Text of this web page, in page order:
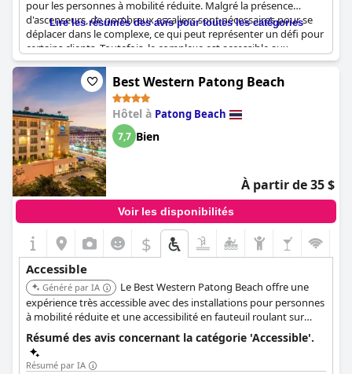
pour les personnes à mobilité réduite. Malgré la présence
d'ascenseurs, de nombreux escaliers sont nécessaires pour se
déplacer dans le complexe, ce qui peut représenter un défi pour
certains clients. Toutefois, le complexe est accessible aux
personnes handicapées et certaines chambres sont équipées
d'ascenseurs pour faciliter l'accès. Il est important de noter qu'il
peut être difficile de se rendre à pied dans les zones voisines en
raison d'une route très fréquentée sans trottoir. Néanmoins, le
hall, la piscine et les ascenseurs sont accessibles, ce qui garantit
un séjour confortable dans l'ensemble.
Lire les résumés des avis pour toutes les catégories
Best Western Patong Beach
Hôtel à Patong Beach
7,7 Bien
À partir de 35 $
Voir les disponibilités
$
Accessible
Généré par IA
Le Best Western Patong Beach offre une
expérience très accessible avec des installations pour personnes
à mobilité réduite et une accessibilité en fauteuil roulant sur
l'ensemble du site. Il dispose de chambres accessibles via un
couloir intérieur et propose des rampes d'accès.
Résumé des avis concernant la catégorie 'Accessible'.
Résumé par IA